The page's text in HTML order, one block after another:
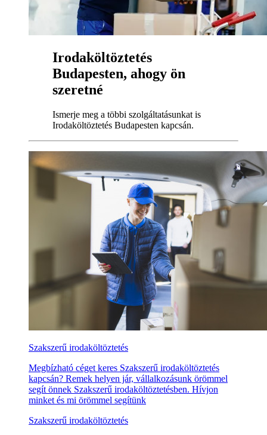
Irodaköltöztetés
Budapesten, ahogy ön
szeretné
Ismerje meg a többi szolgáltatásunkat is
Irodaköltöztetés Budapesten kapcsán.
Szakszerű irodaköltöztetés
Megbízható céget keres Szakszerű irodaköltöztetés
kapcsán? Remek helyen jár, vállalkozásunk örömmel
segít önnek Szakszerű irodaköltöztetésben. Hívjon
minket és mi örömmel segítünk
Szakszerű irodaköltöztetés